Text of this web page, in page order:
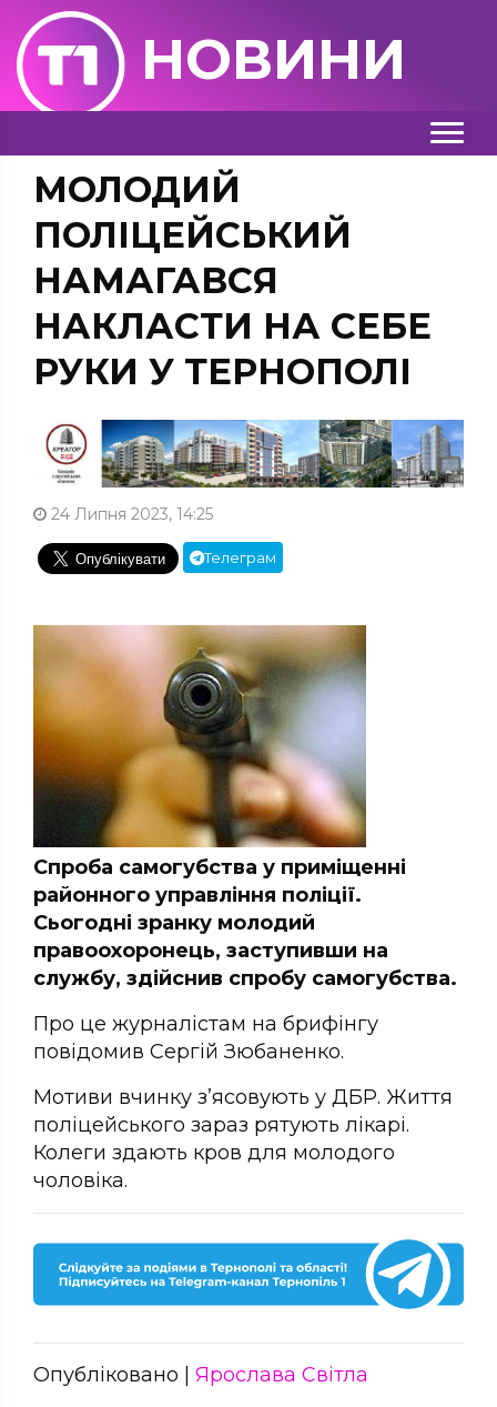
НОВИНИ
МОЛОДИЙ
ПОЛІЦЕЙСЬКИЙ
НАМАГАВСЯ
НАКЛАСТИ НА СЕБЕ
РУКИ У ТЕРНОПОЛІ
24 Липня 2023, 14:25
Телеграм
Спроба самогубства у приміщенні
районного управління поліції.
Сьогодні зранку молодий
правоохоронець, заступивши на
службу, здійснив спробу самогубства.
Про це журналістам на брифінгу
повідомив Сергій Зюбаненко.
Мотиви вчинку з’ясовують у ДБР. Життя
поліцейського зараз рятують лікарі.
Колеги здають кров для молодого
чоловіка.
Опубліковано | Ярослава Світла